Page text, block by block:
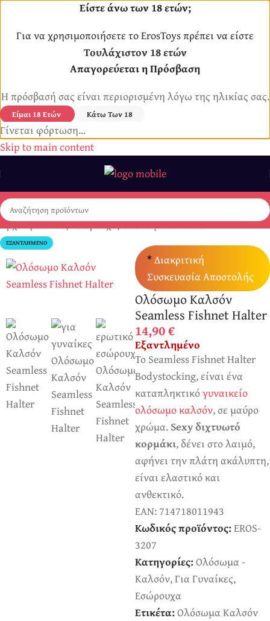
Είστε άνω των 18 ετών;
Για να χρησιμοποιήσετε το ErosToys πρέπει να είστε
Τουλάχιστον 18 ετών
Απαγορεύεται η Πρόσβαση
Η πρόσβασή σας είναι περιορισμένη λόγω της ηλικίας σας.
Είμαι 18 Ετών Κάτω Των 18
Γίνεται φόρτωση...
Skip to main content
Αρχική σελίδα/Εσώρουχα/Ολόσωμα - Καλσόν
ΕΞΑΝΤΛΗΜΈΝΟ
*Διακριτική
Συσκευασία Αποστολής
Ολόσωμο Καλσόν
Seamless Fishnet Halter
14,90€
Εξαντλημένο
Το Seamless Fishnet Halter
Bodystocking, είναι ένα
καταπληκτικόγυναικείο
ολόσωμο καλσόν, σε μαύρο
χρώμα.Sexy διχτυωτό
κορμάκι, δένει στο λαιμό,
αφήνει την πλάτη ακάλυπτη,
είναι ελαστικό και
ανθεκτικό.
EAN:714718011943
Κωδικός προϊόντος:EROS-
3207
Κατηγορίες:Ολόσωμα -
Καλσόν,Για Γυναίκες,
Εσώρουχα
Ετικέτα:Ολόσωμα Καλσόν